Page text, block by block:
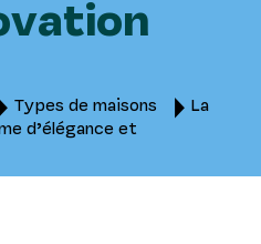
Types de maisons
La
d’élégance et